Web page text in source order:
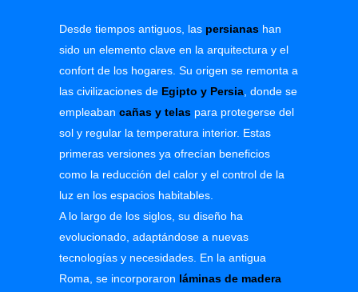
Desde tiempos antiguos, las persianas han
sido un elemento clave en la arquitectura y el
confort de los hogares. Su origen se remonta a
las civilizaciones de Egipto y Persia, donde se
empleaban cañas y telas para protegerse del
sol y regular la temperatura interior. Estas
primeras versiones ya ofrecían beneficios
como la reducción del calor y el control de la
luz en los espacios habitables.
A lo largo de los siglos, su diseño ha
evolucionado, adaptándose a nuevas
tecnologías y necesidades. En la antigua
Roma, se incorporaron láminas de madera